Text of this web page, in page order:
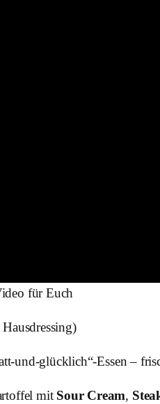
für Euch
und-glücklich“-Essen –
mit Sour Cream,